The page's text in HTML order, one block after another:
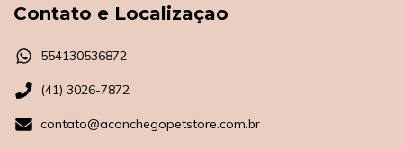
Contato e Localizaçao
554130536872
(41) 3026-7872
contato@aconchegopetstore.com.br